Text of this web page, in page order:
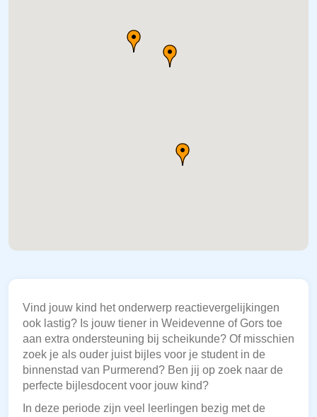
Vind jouw kind het onderwerp reactievergelijkingen
ook lastig? Is jouw tiener in Weidevenne of Gors toe
aan extra ondersteuning bij scheikunde? Of misschien
zoek je als ouder juist bijles voor je student in de
binnenstad van Purmerend? Ben jij op zoek naar de
perfecte bijlesdocent voor jouw kind?
In deze periode zijn veel leerlingen bezig met de